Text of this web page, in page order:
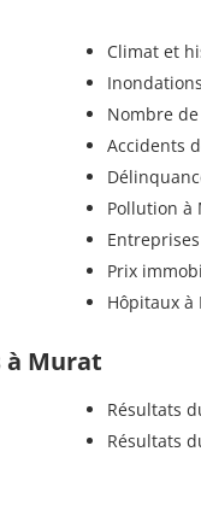
Climat et
Nombre
Accidents
Pollution à
Prix
Hôpitaux à
à Murat
Résultats
Résultats